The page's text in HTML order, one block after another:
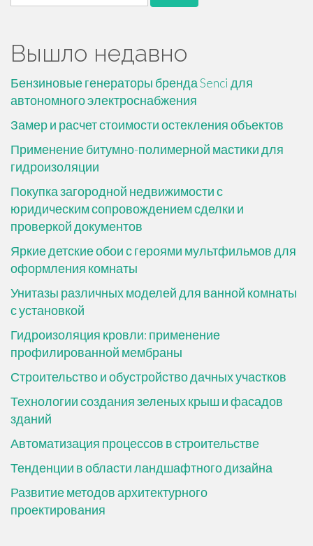
Вышло недавно
Бензиновые генераторы бренда Senci для
автономного электроснабжения
Замер и расчет стоимости остекления объектов
Применение битумно-полимерной мастики для
гидроизоляции
Покупка загородной недвижимости с
юридическим сопровождением сделки и
проверкой документов
Яркие детские обои с героями мультфильмов для
оформления комнаты
Унитазы различных моделей для ванной комнаты
с установкой
Гидроизоляция кровли: применение
профилированной мембраны
Строительство и обустройство дачных участков
Технологии создания зеленых крыш и фасадов
зданий
Автоматизация процессов в строительстве
Тенденции в области ландшафтного дизайна
Развитие методов архитектурного
проектирования